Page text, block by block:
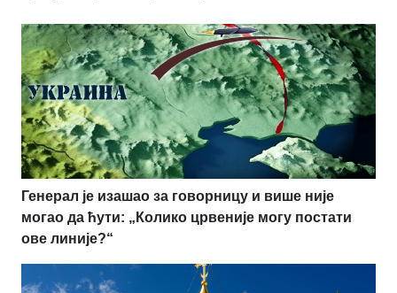
Генерал је изашао за говорницу и више није
могао да ћути: „Колико црвеније могу постати
ове линије?“